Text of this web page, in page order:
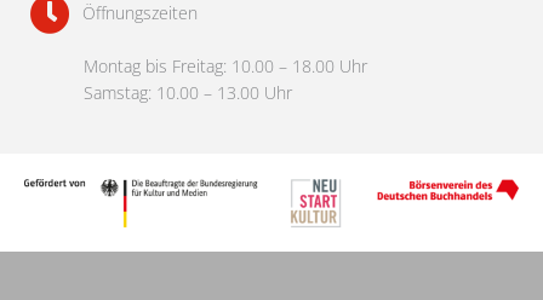
Öffnungszeiten
Montag bis Freitag: 10.00 – 18.00 Uhr
Samstag: 10.00 – 13.00 Uhr